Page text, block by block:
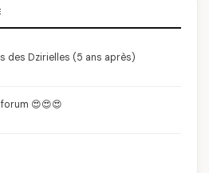
des Dzirielles (5 ans après)
😍😍😍